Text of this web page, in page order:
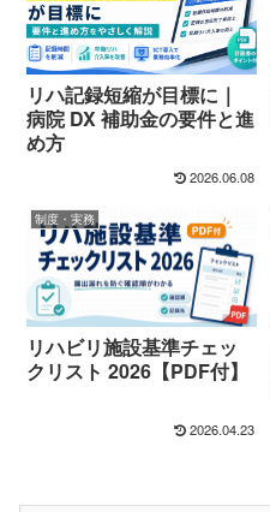
リハ記録短縮が目標に｜
病院 DX 補助金の要件と進
め方
2026.06.08
制度・実務
リハビリ施設基準チェッ
クリスト 2026【PDF付】
2026.04.23